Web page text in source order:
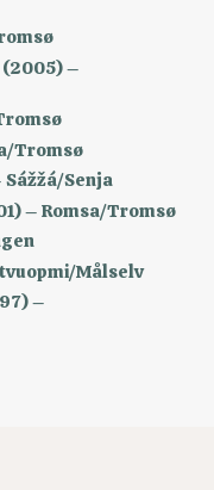
(2005) –
Tromsø
Sážžá/Senja
– Romsa/Tromsø
Målselv
–